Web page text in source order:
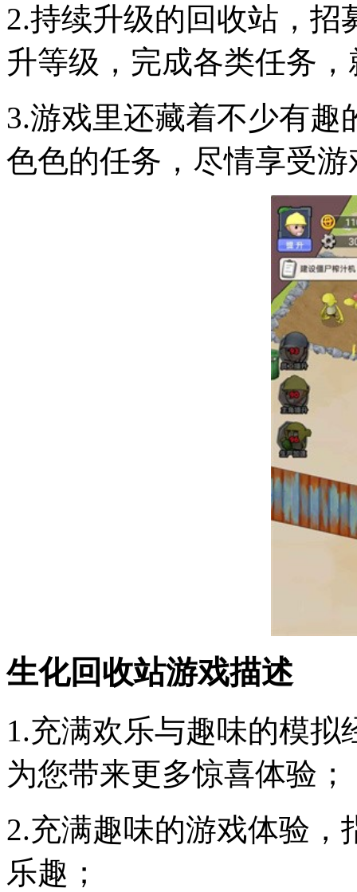
2.持续升级的回收站，
升等级，完成各类任务
3.游戏里还藏着不少有
色色的任务，尽情享受
生化回收站游戏描述
1.充满欢乐与趣味的模
为您带来更多惊喜体验；
2.充满趣味的游戏体验
乐趣；